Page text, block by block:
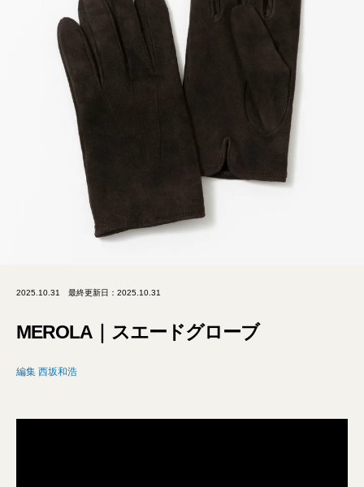
2025.10.31 最終更新日：2025.10.31
MEROLA｜スエードグローブ
編集 西坂和浩